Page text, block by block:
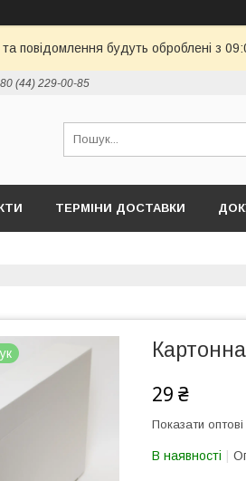
повідомлення будуть оброблені з
(44) 229-00-85
ТЕРМІНИ ДОСТАВКИ
29 ₴
Показати оптові
В наявності